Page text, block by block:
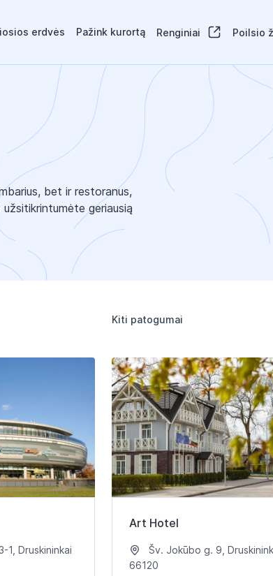
erdvės Pažink kurortą Renginiai Poilsio
bet ir restoranus,
geriausią
Kiti patogumai
1, Druskininkai
Art Hotel
Šv. Jokūbo g. 9,
66120